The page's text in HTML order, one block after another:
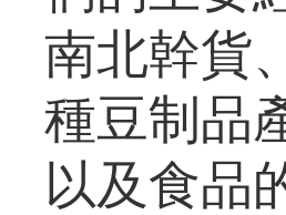
南北幹貨
種豆制品
以及食品